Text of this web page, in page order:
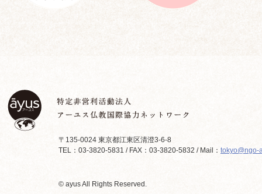
〒135-0024 東京都江東区清澄3-6-8
TEL：03-3820-5831 / FAX：03-3820-5832 / Mail： tokyo@ngo-
© ayus All Rights Reserved.